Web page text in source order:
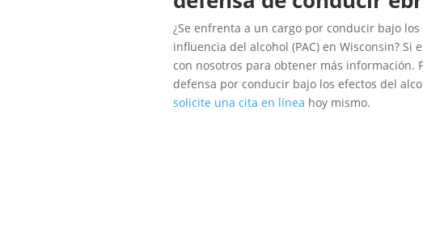
¿Se enfrenta a un cargo por conducir bajo
influencia del alcohol (PAC) en Wisconsin?
con nosotros para obtener más información.
defensa por conducir bajo los efectos del
solicite una cita en línea hoy mismo.